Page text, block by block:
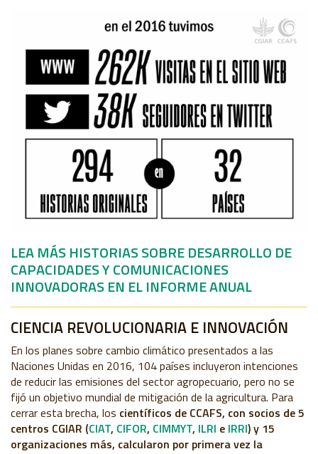
LEA MÁS HISTORIAS SOBRE DESARROLLO DE
CAPACIDADES Y COMUNICACIONES
INNOVADORAS EN EL INFORME ANUAL
CIENCIA REVOLUCIONARIA E INNOVACIÓN
En los planes sobre cambio climático presentados a las
Naciones Unidas en 2016, 104 países incluyeron intenciones
de reducir las emisiones del sector agropecuario, pero no se
fijó un objetivo mundial de mitigación de la agricultura. Para
cerrar esta brecha, los científicos de CCAFS, con socios de 5
centros CGIAR (CIAT, CIFOR, CIMMYT, ILRI e IRRI) y 15
organizaciones más, calcularon por primera vez la